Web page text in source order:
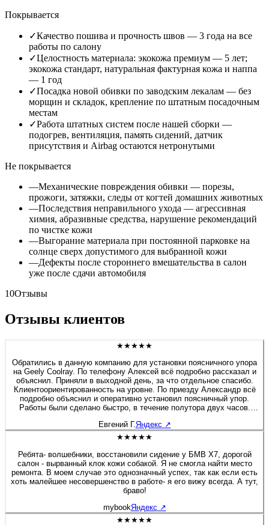
Покрывается
✓Качество пошива и прочность швов — 3 года на все
работы по салону
✓Целостность материала: экокожа премиум — 5 лет;
экокожа стандарт, натуральная фактурная кожа и наппа
— 1 год
✓Посадка новой обивки по заводским лекалам — без
морщин и складок, крепление по штатным посадочным
местам
✓Работа штатных систем после нашей сборки —
подогрев, вентиляция, память сидений, датчик
присутствия и Airbag остаются нетронутыми
Не покрывается
—Механические повреждения обивки — порезы,
прожоги, затяжки, следы от когтей домашних животных
—Последствия неправильного ухода — агрессивная
химия, абразивные средства, нарушение рекомендаций
по чистке кожи
—Выгорание материала при постоянной парковке на
солнце сверх допустимого для выбранной кожи
—Дефекты после стороннего вмешательства в салон
уже после сдачи автомобиля
10Отзывы
Отзывы клиентов
★★★★★
Обратились в данную компанию для установки поясничного упора
на Geely Coolray. По телефону Алексей всё подробно рассказал и
объяснил. Приняли в выходной день, за что отдельное спасибо.
Клиентоориентированность на уровне. По приезду Александр всё
подробно объяснил и оперативно установил поясничный упор.
Работы были сделано быстро, в течение полутора двух часов.
перешивом и модернизацией салона, детейлингом, то обязательно
обращусь в данную компанию. Алексей спасибо Вам и
Евгений Г.Яндекс ↗
★★★★★
Ребята- волшебники, восстановили сидение у БМВ Х7, дорогой
салон - вырванный клок кожи собакой. Я не смогла найти место
ремонта. В моем случае это однозначный успех, так как если есть
хоть малейшее несовершенство в работе- я его вижу всегда. А тут,
браво!
mybookЯндекс ↗
★★★★★